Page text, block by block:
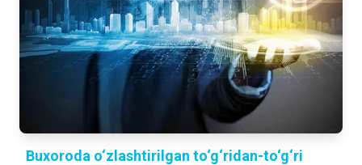
Buxoroda o‘zlashtirilgan to‘g‘ridan-to‘g‘ri